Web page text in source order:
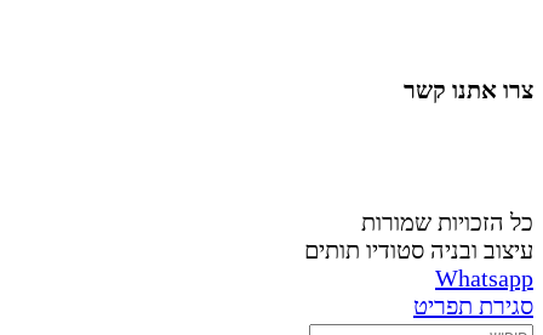
צרו אתנו קשר
כל הזכויות שמורות
עיצוב ובניה סטודיו תותים
Whatsapp
סגירת תפריט